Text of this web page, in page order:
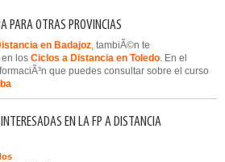
PARA OTRAS PROVINCIAS
en Badajoz, tambiÃ©n te
los Ciclos a Distancia en Toledo. En el
que puedes consultar sobre el curso
EN LA FP A DISTANCIA